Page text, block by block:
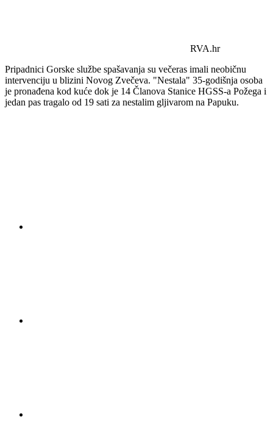
RVA.hr
Pripadnici Gorske službe spašavanja su večeras imali neobičnu
intervenciju u blizini Novog Zvečeva. "Nestala" 35-godišnja osoba
je pronađena kod kuće dok je 14 Članova Stanice HGSS-a Požega i
jedan pas tragalo od 19 sati za nestalim gljivarom na Papuku.